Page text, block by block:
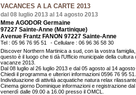
VACANCES A LA CARTE 2013
dal 08 luglio 2013 al 14 agosto 2013
Mme AGODOR Germaine
97227 Sainte-Anne (Martinique)
Avenue Frantz FANON 97227 Sainte-Anne
Tel : 05 96 76 95 51
- Cellulare : 06 96 36 58 30
Discover Northern Martinica a sud, con la vostra famiglia,
questo è il luogo che ti dà l'Ufficio municipale della cultura
vacanze 2013.
Dal 08 luglio al 26 luglio 2013 e dal 05 agosto al 14 agosto
Chiedi il programma e ulteriori informazioni 0596 76 95 51.
Individuazione di attività acquatiche natura relax
Cinema giorno Dominique informazioni e registrazione
venerdì dalle 09.00 a 16.00 presso il OMCL.